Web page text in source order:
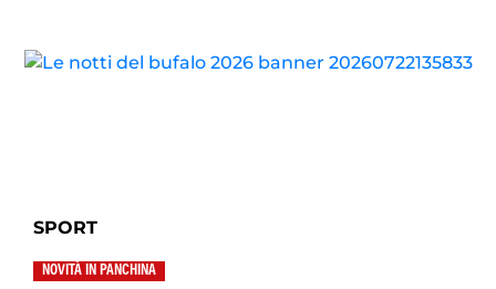
SPORT
NOVITÀ IN PANCHINA